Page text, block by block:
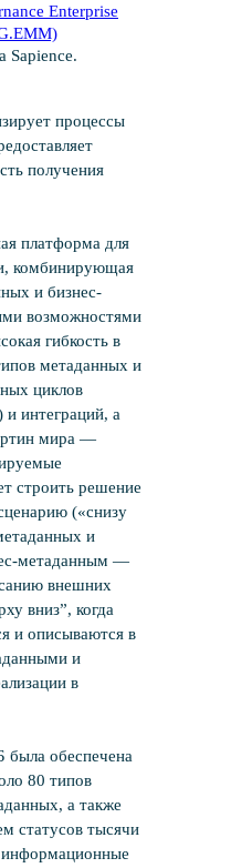
Enterprise
Sapience.
процессы
получения
платформа для
комбинирующая
и бизнес-
возможностями
гибкость в
метаданных и
циклов
и интеграций, а
мира —
строить решение
(«снизу
и
метаданным —
внешних
вниз”, когда
и описываются в
и
в
была обеспечена
80 типов
а также
статусов тысячи